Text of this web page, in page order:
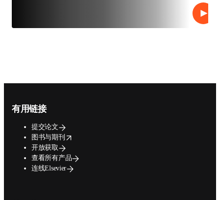
播放
有用链接
提交论文
图书与期刊
opens in new tab/window
开放获取
查看所有产品
连线Elsevier